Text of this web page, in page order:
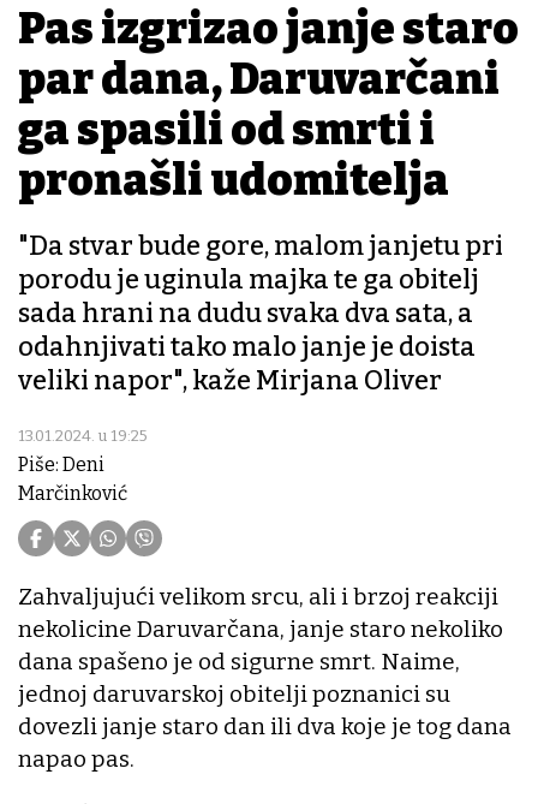
Pas izgrizao janje staro
par dana, Daruvarčani
ga spasili od smrti i
pronašli udomitelja
"Da stvar bude gore, malom janjetu pri
porodu je uginula majka te ga obitelj
sada hrani na dudu svaka dva sata, a
odahnjivati tako malo janje je doista
veliki napor", kaže Mirjana Oliver
13.01.2024. u 19:25
Piše: Deni
Marčinković
Zahvaljujući velikom srcu, ali i brzoj reakciji
nekolicine Daruvarčana, janje staro nekoliko
dana spašeno je od sigurne smrt. Naime,
jednoj daruvarskoj obitelji poznanici su
dovezli janje staro dan ili dva koje je tog dana
napao pas.